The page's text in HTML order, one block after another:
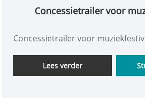
Concessietrailer voor
Concessietrailer voor
Lees verder